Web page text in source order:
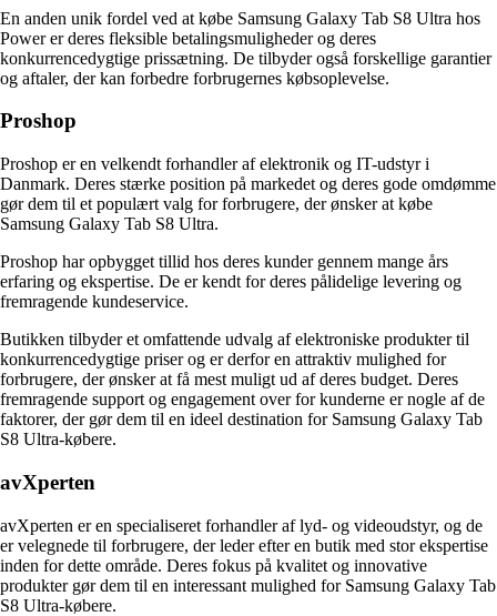
En anden unik fordel ved at købe Samsung Galaxy Tab S8 Ultra hos
Power er deres fleksible betalingsmuligheder og deres
konkurrencedygtige prissætning. De tilbyder også forskellige garantier
og aftaler, der kan forbedre forbrugernes købsoplevelse.
Proshop
Proshop er en velkendt forhandler af elektronik og IT-udstyr i
Danmark. Deres stærke position på markedet og deres gode omdømme
gør dem til et populært valg for forbrugere, der ønsker at købe
Samsung Galaxy Tab S8 Ultra.
Proshop har opbygget tillid hos deres kunder gennem mange års
erfaring og ekspertise. De er kendt for deres pålidelige levering og
fremragende kundeservice.
Butikken tilbyder et omfattende udvalg af elektroniske produkter til
konkurrencedygtige priser og er derfor en attraktiv mulighed for
forbrugere, der ønsker at få mest muligt ud af deres budget. Deres
fremragende support og engagement over for kunderne er nogle af de
faktorer, der gør dem til en ideel destination for Samsung Galaxy Tab
S8 Ultra-købere.
avXperten
avXperten er en specialiseret forhandler af lyd- og videoudstyr, og de
er velegnede til forbrugere, der leder efter en butik med stor ekspertise
inden for dette område. Deres fokus på kvalitet og innovative
produkter gør dem til en interessant mulighed for Samsung Galaxy Tab
S8 Ultra-købere.